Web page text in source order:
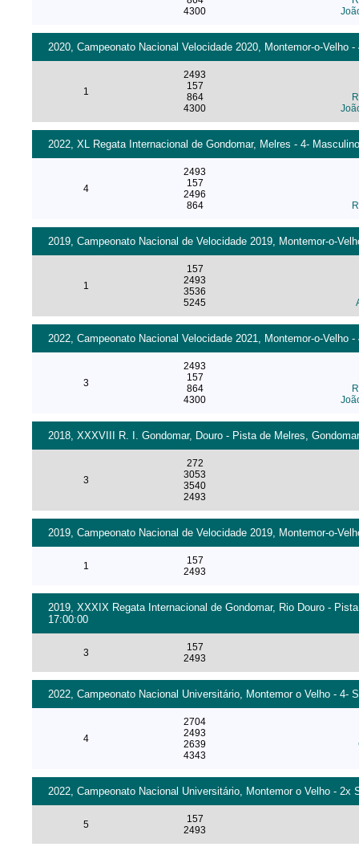
4300
2020, Campeonato Nacional Velocidade 2020, Montemor-o-Velho
1
2493
157
864
4300
2022, XL Regata Internacional de Gondomar, Melres - 4-
4
2493
157
2496
864
2019, Campeonato Nacional de Velocidade 2019, Montemor-o-
1
157
2493
3536
5245
2022, Campeonato Nacional Velocidade 2021, Montemor-o-Velho
3
2493
157
864
4300
2018, XXXVIII R. I. Gondomar, Douro - Pista de Melres,
3
272
3053
3540
2493
2019, Campeonato Nacional de Velocidade 2019, Montemor-o-
1
157
2493
2019, XXXIX Regata Internacional de Gondomar, Rio Douro -
17:00:00
3
157
2493
2022, Campeonato Nacional Universitário, Montemor o Velho - 4-
4
2704
2493
2639
4343
2022, Campeonato Nacional Universitário, Montemor o Velho - 2x
5
157
2493